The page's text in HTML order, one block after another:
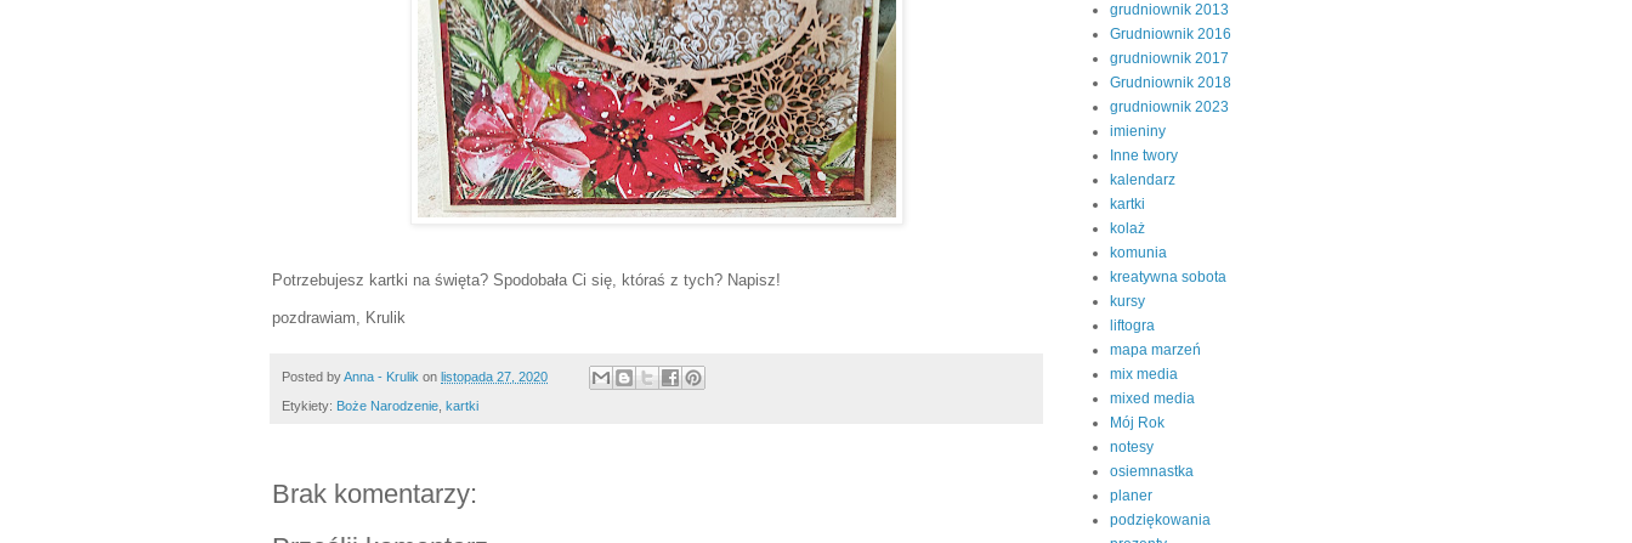
Potrzebujesz kartki na święta? Spodobała Ci się, któraś z tych? Napisz!
pozdrawiam, Krulik
Posted byAnna - Krulik on listopada 27, 2020
Etykiety: Boże Narodzenie kartki
Brak komentarzy:
grudniownik 2013
Grudniownik 2016
grudniownik 2017
Grudniownik 2018
grudniownik 2023
imieniny
Inne twory
kalendarz
kartki
kolaż
komunia
kreatywna sobota
kursy
liftogra
mapa marzeń
mix media
mixed media
Mój Rok
notesy
osiemnastka
planer
podziękowania